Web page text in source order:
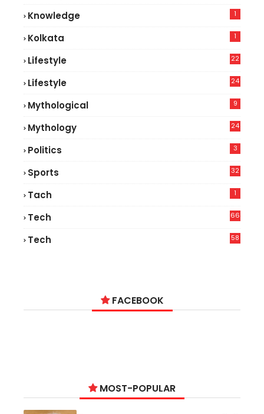
Knowledge 1
Kolkata 1
Lifestyle
22
Lifestyle
24
Mythological 9
Mythology 24
Politics 3
Sports 32
Tach 1
Tech
66
Tech
58
FACEBOOK
MOST-POPULAR